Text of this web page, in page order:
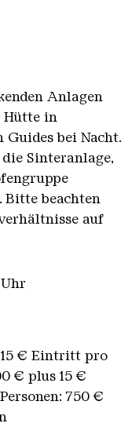
Anlagen
Hütte in
bei Nacht.
Sinteranlage,
Bitte beachten
auf
15 € Eintritt pro
€ plus 15 €
750 €